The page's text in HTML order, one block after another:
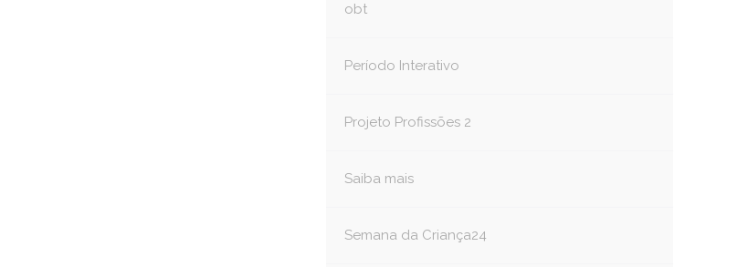
obt
Período Interativo
Projeto Profissões 2
Saiba mais
Semana da Criança24